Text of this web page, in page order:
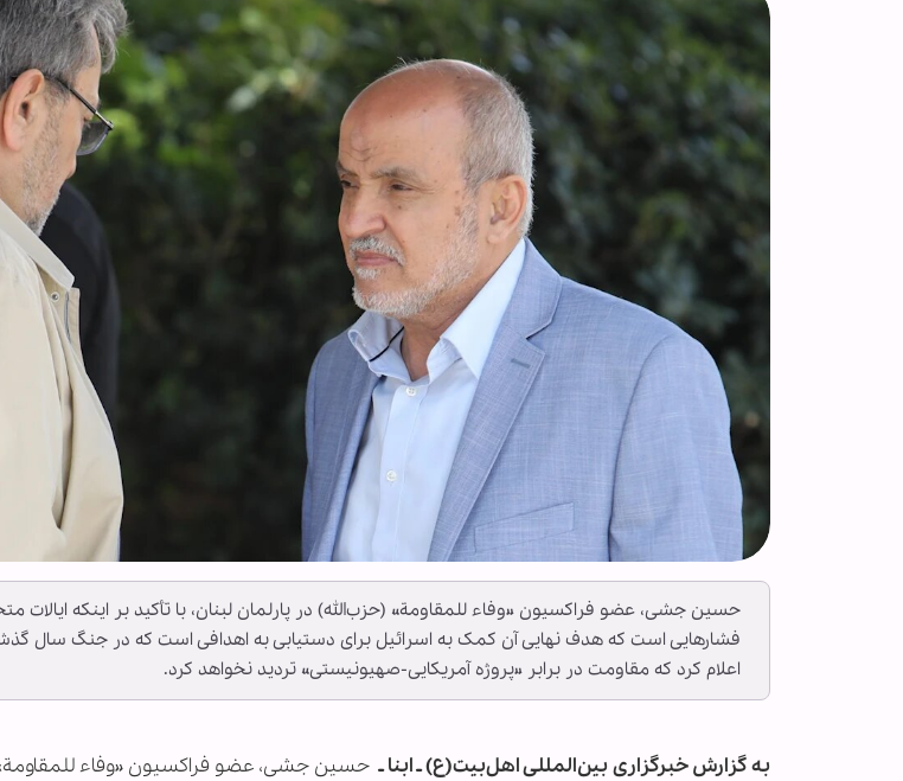
حسین جشی، عضو فراکسیون «وفاء للمقاومة» (حزب‌الله) در پارلمان لبنان، با تأکید بر اینکه ایالات
فشارهایی است که هدف نهایی آن کمک به اسرائیل برای دستیابی به اهدافی است که در جنگ سال
اعلام کرد که مقاومت در برابر «پروژه آمریکایی-صهیونیستی» تردید نخواهد کرد.
به گزارش خبرگزاری بین‌المللی اهل‌بیت(ع) ـ ابنا ـحسین جشی، عضو فراکسیون «وفاء للمقاومة»